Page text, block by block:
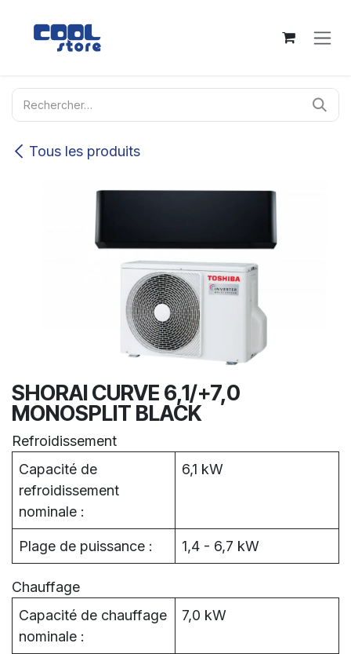
Tous les produits
SHORAI CURVE 6,1/+7,0
MONOSPLIT BLACK
Refroidissement
Capacité de
refroidissement
nominale :
6,1 kW
Plage de puissance : 1,4 - 6,7 kW
Chauffage
Capacité de chauffage
nominale :
7,0 kW